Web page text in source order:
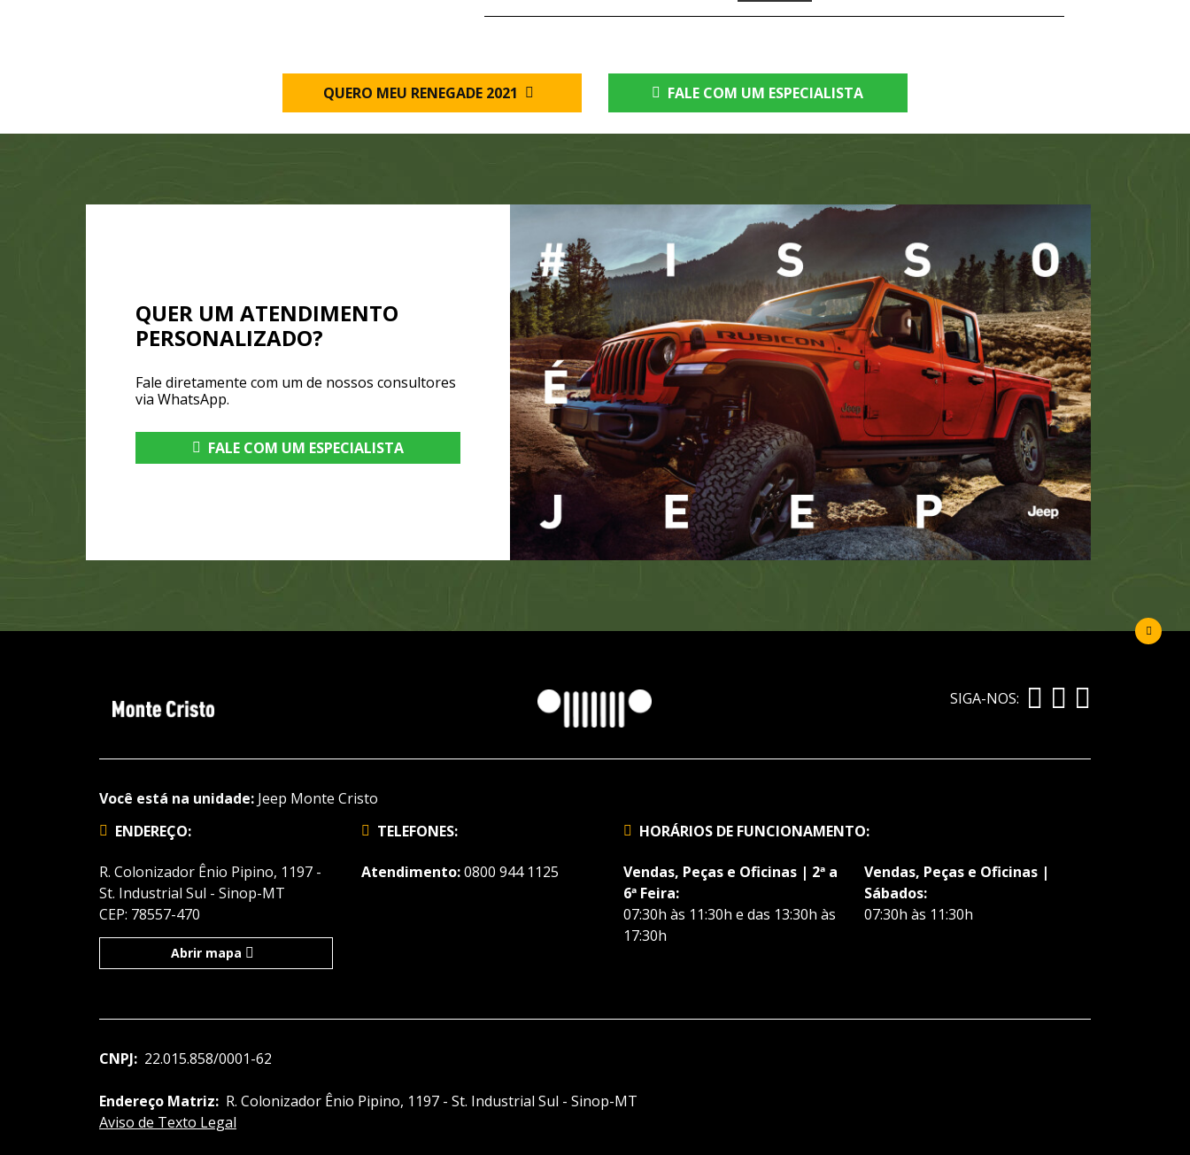
QUERO MEU RENEGADE 2021 FALE COM UM ESPECIALISTA
QUER UM ATENDIMENTO
PERSONALIZADO?
Fale diretamente com um de nossos consultores
via WhatsApp.
FALE COM UM ESPECIALISTA
SIGA-NOS:
Você está na unidade: Jeep Monte Cristo
ENDEREÇO:
R. Colonizador Ênio Pipino, 1197 -
St. Industrial Sul - Sinop-MT
CEP: 78557-470
Abrir mapa
TELEFONES:
Atendimento:0800 944 1125
HORÁRIOS DE FUNCIONAMENTO:
Vendas, Peças e Oficinas | 2ª a
6ª Feira:
07:30h às 11:30h e das 13:30h às
17:30h
Vendas, Peças e Oficinas |
Sábados:
07:30h às 11:30h
CNPJ: 22.015.858/0001-62
Endereço Matriz: R. Colonizador Ênio Pipino, 1197 - St. Industrial Sul - Sinop-MT
Aviso de Texto Legal